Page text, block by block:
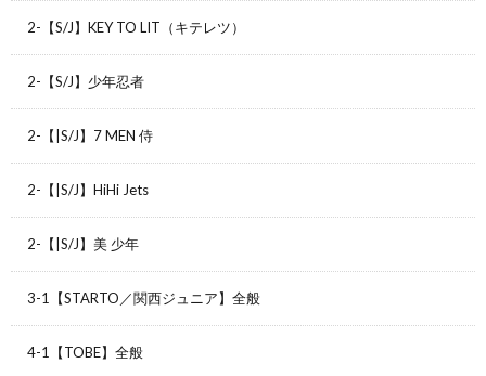
2-【S/J】KEY TO LIT（キテレツ）
2-【S/J】少年忍者
2-【|S/J】7 MEN 侍
2-【|S/J】HiHi Jets
2-【|S/J】美 少年
3-1【STARTO／関西ジュニア】全般
4-1【TOBE】全般